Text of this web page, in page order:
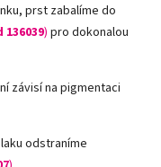
prst zabalíme do
136039) pro dokonalou
závisí na pigmentaci
odstraníme